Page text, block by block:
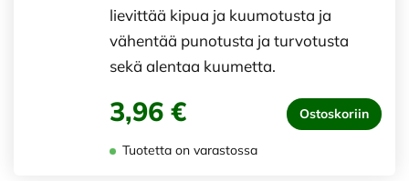
lievittää kipua ja kuumotusta ja
vähentää punotusta ja turvotusta
sekä alentaa kuumetta.
3,96 € Ostoskoriin
Tuotetta on varastossa